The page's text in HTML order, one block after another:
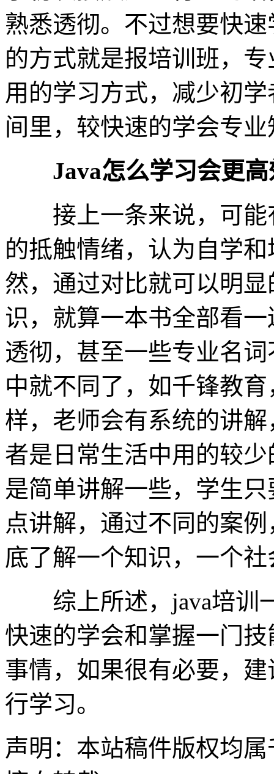
熟悉透彻。不过想要快
的方式就是报培训班，
用的学习方式，减少初
间里，较快速的学会专
Java怎么学习会更高
接上一条来说，可能
的抵触情绪，认为自学
然，通过对比就可以明
识，就算一本书全部看
透彻，甚至一些专业名
中就不同了，如千锋教
样，老师会有系统的讲
者是日常生活中用的较
是简单讲解一些，学生
点讲解，通过不同的案
底了解一个知识，一个
综上所述，java培训
快速的学会和掌握一门
事情，如果很有必要，
行学习。
声明：本站稿件版权均